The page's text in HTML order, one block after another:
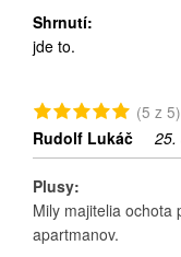
Shrnutí:
jde to.
(5 z 5)
Rudolf Lukáč
25.
Plusy:
Mily majitelia ochota
apartmanov.